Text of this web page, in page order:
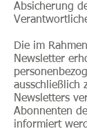
Absicherung
Die im
Newsletter
ausschließlich
Newsletters
Abonnenten
informiert